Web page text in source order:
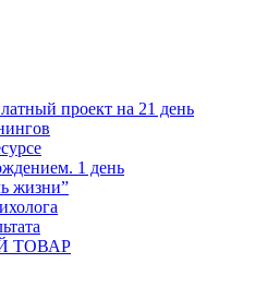
проект на 21 день
1 день
жизни”
ТОВАР